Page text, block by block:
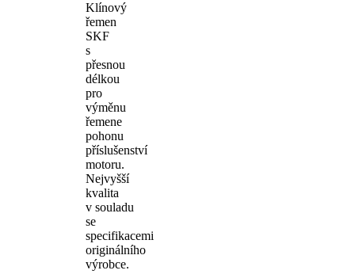
Klínový
řemen
SKF
s
přesnou
délkou
pro
výměnu
řemene
pohonu
příslušenství
motoru.
Nejvyšší
kvalita
v souladu
se
specifikacemi
originálního
výrobce.